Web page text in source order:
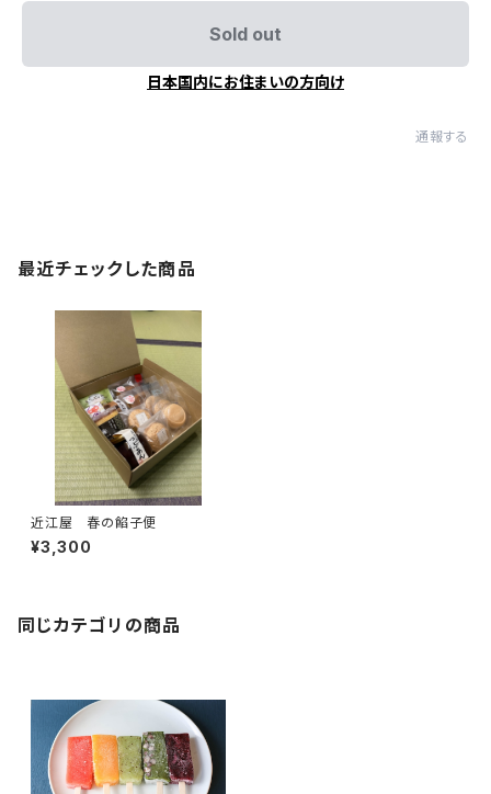
Sold out
日本国内にお住まいの方向け
通報する
最近チェックした商品
近江屋 春の餡子便
¥3,300
同じカテゴリの商品